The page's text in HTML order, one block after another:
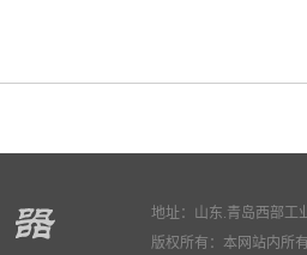
地址：山东.青岛西部
版权所有：本网站内所